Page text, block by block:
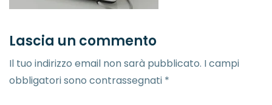
Lascia un commento
Il tuo indirizzo email non sarà pubblicato. I campi
obbligatori sono contrassegnati *